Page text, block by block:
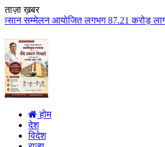
ताज़ा ख़बर
87.21 करोड़ लागत के 41 विकास
होम
देश
विदेश